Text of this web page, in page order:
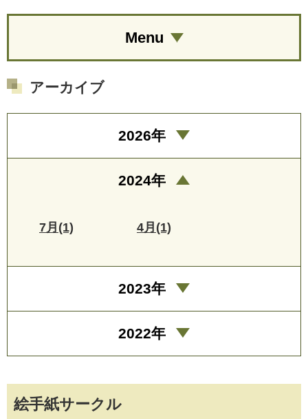
絵手紙サークル
Menu
アーカイブ
2026年
2024年
7月(1) 4月(1)
2023年
2022年